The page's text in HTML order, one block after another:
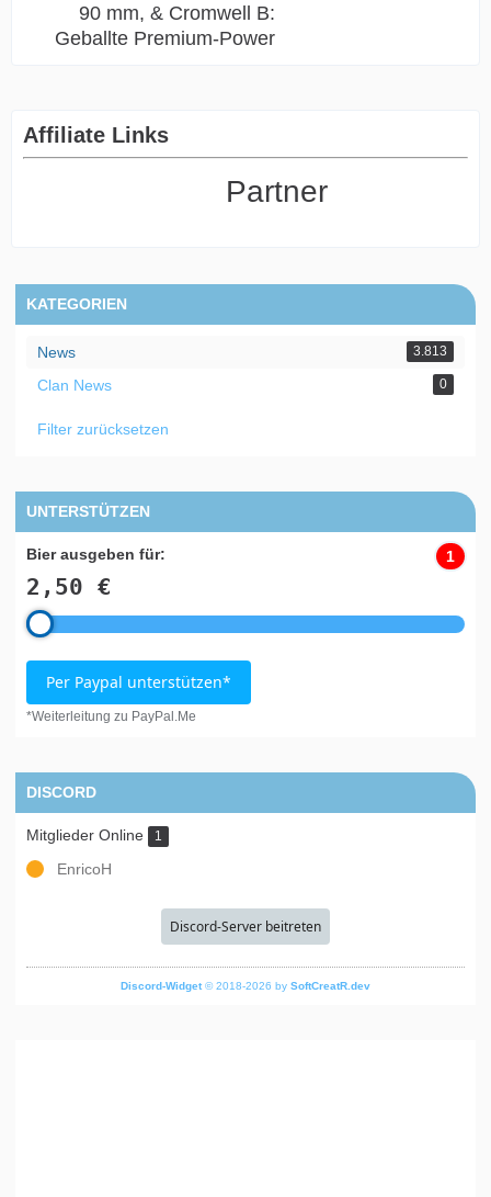
90 mm, & Cromwell B:
Geballte Premium-Power
Affiliate Links
Partner
KATEGORIEN
News 3.813
Clan News 0
Filter zurücksetzen
UNTERSTÜTZEN
Bier ausgeben für:
2,50 €
1
Per Paypal unterstützen*
*Weiterleitung zu PayPal.Me
DISCORD
Mitglieder Online 1
EnricoH
Discord-Server beitreten
Discord-Widget© 2018-2026 by SoftCreatR.dev